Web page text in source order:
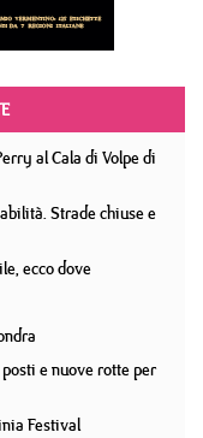
al Cala di Volpe di
Strade chiuse e
ecco dove
e nuove rotte per
Festival